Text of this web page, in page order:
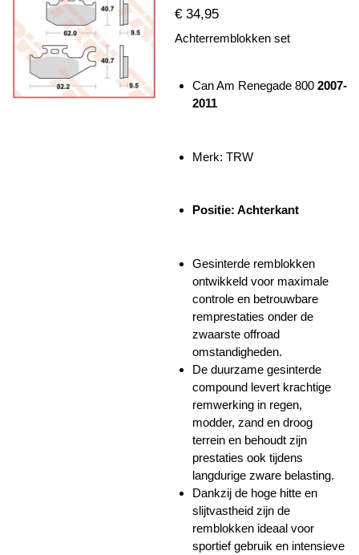
€ 34,95
Achterremblokken set
Can Am Renegade 800 2007-
2011
Merk: TRW
Positie: Achterkant
Gesinterde remblokken
ontwikkeld voor maximale
controle en betrouwbare
remprestaties onder de
zwaarste offroad
omstandigheden.
De duurzame gesinterde
compound levert krachtige
remwerking in regen,
modder, zand en droog
terrein en behoudt zijn
prestaties ook tijdens
langdurige zware belasting.
Dankzij de hoge hitte en
slijtvastheid zijn de
remblokken ideaal voor
sportief gebruik en intensieve